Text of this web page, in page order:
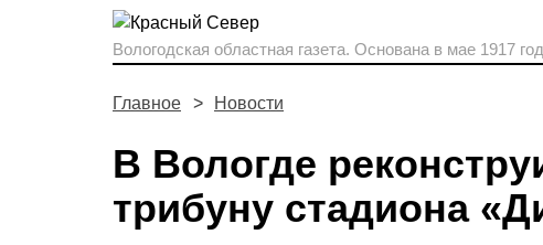
Вологодская областная газета. Основана в мае 1917
Главное Новости
В Вологде
трибуну стадиона